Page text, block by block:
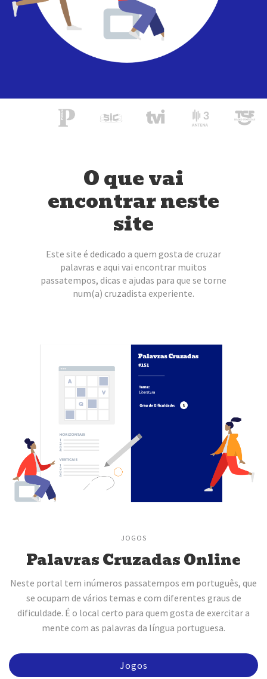
O que vai
encontrar neste
site
Este site é dedicado a quem gosta de cruzar
palavras e aqui vai encontrar muitos
passatempos, dicas e ajudas para que se torne
num(a) cruzadista experiente.
JOGOS
Palavras Cruzadas Online
Neste portal tem inúmeros passatempos em português, que
se ocupam de vários temas e com diferentes graus de
dificuldade. É o local certo para quem gosta de exercitar a
mente com as palavras da língua portuguesa.
Jogos